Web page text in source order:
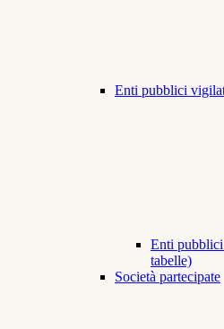
Enti pubblici
Enti
tabelle)
Società partecipate